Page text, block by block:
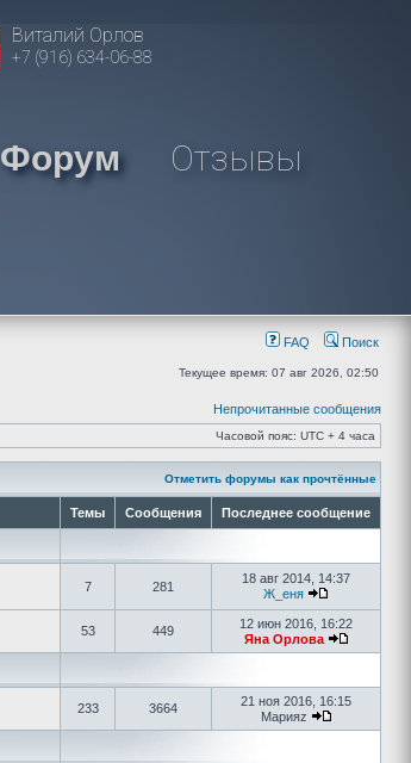
Виталий Орлов
+7 (916) 634-06-88
Форум Отзывы
FAQ Поиск
Текущее время: 07 авг 2026, 02:50
Непрочитанные сообщения
Часовой пояс: UTC + 4 часа
Отметить форумы как прочтённые
Темы Сообщения Последнее сообщение
7 281
18 авг 2014, 14:37
Ж_еня
53 449
12 июн 2016, 16:22
Яна Орлова
233 3664
21 ноя 2016, 16:15
Марияz